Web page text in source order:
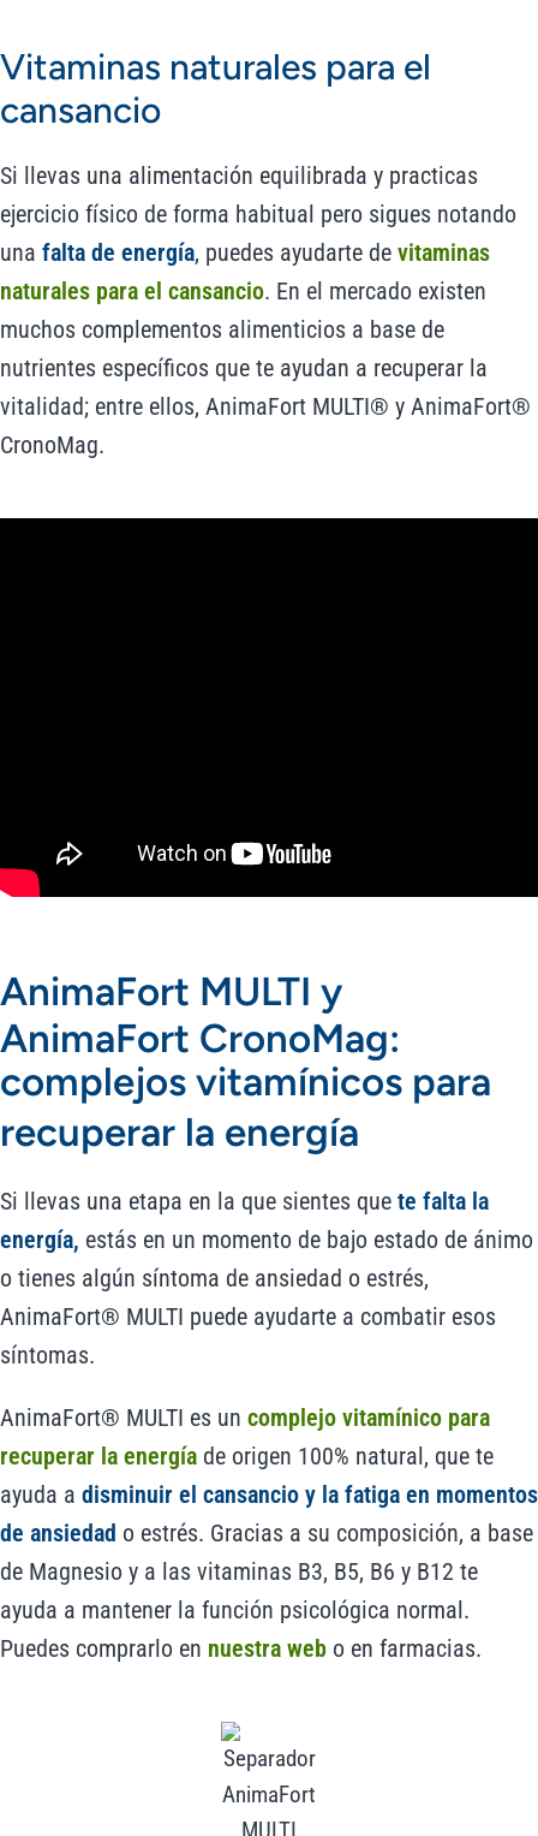
Vitaminas naturales para el
cansancio
Si llevas una alimentación equilibrada y practicas
ejercicio físico de forma habitual pero sigues notando
una falta de energía, puedes ayudarte de vitaminas
naturales para el cansancio. En el mercado existen
muchos complementos alimenticios a base de
nutrientes específicos que te ayudan a recuperar la
vitalidad; entre ellos, AnimaFort MULTI® y AnimaFort®
CronoMag.
AnimaFort MULTI y
AnimaFort CronoMag:
complejos vitamínicos para
recuperar la energía
Si llevas una etapa en la que sientes que te falta la
energía, estás en un momento de bajo estado de ánimo
o tienes algún síntoma de ansiedad o estrés,
AnimaFort® MULTI puede ayudarte a combatir esos
síntomas.
AnimaFort® MULTI es un complejo vitamínico para
recuperar la energía de origen 100% natural, que te
ayuda a disminuir el cansancio y la fatiga en momentos
de ansiedad o estrés. Gracias a su composición, a base
de Magnesio y a las vitaminas B3, B5, B6 y B12 te
ayuda a mantener la función psicológica normal.
Puedes comprarlo en nuestra web o en farmacias.